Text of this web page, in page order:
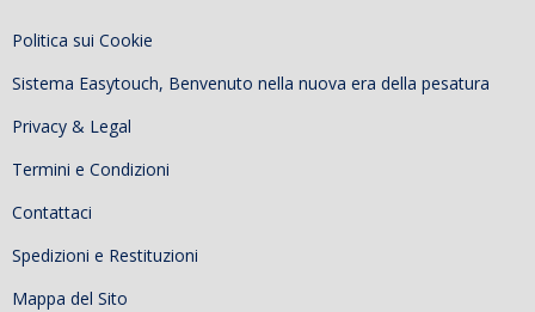
Politica sui Cookie
Sistema Easytouch, Benvenuto nella nuova era della pesatura
Privacy & Legal
Termini e Condizioni
Contattaci
Spedizioni e Restituzioni
Mappa del Sito